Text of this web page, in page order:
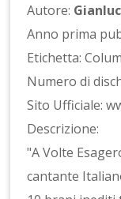
Autore:
Anno prima
Etichetta:
Numero di
Sito Ufficiale:
Descrizione:
"A Volte
cantante